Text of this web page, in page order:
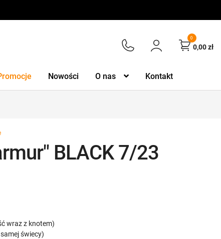
0
0,00zł
Nowości O nas Kontakt
BLACK 7/23
wraz z knotem)
świecy)